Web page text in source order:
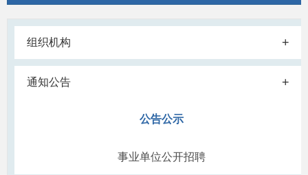
组织机构 +
通知公告 +
公告公示
事业单位公开招聘